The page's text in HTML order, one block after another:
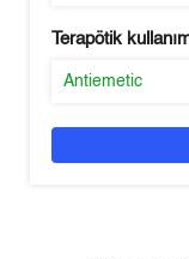
Terapötik
Antiemetic